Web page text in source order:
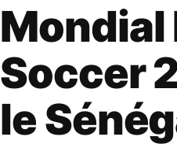
Mondial
Soccer
le